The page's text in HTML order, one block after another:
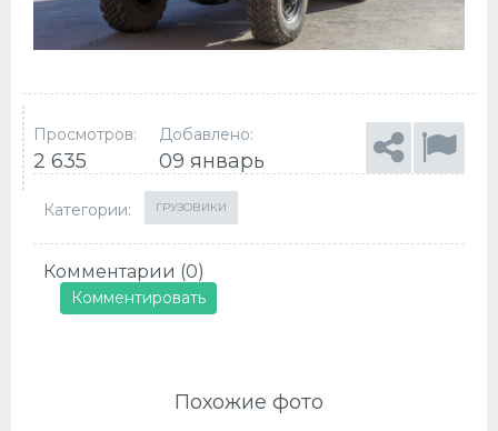
Просмотров:
2 635
Добавлено:
09 январь
Категории: ГРУЗОВИКИ
Комментарии (0)
Комментировать
Похожие фото